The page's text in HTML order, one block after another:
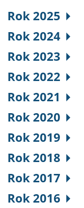
Rok 2025
Rok 2024
Rok 2023
Rok 2022
Rok 2021
Rok 2020
Rok 2019
Rok 2018
Rok 2017
Rok 2016